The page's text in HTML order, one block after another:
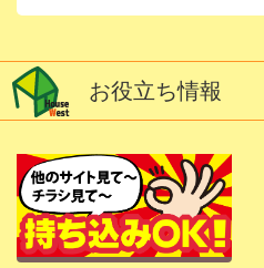
お役立ち情報